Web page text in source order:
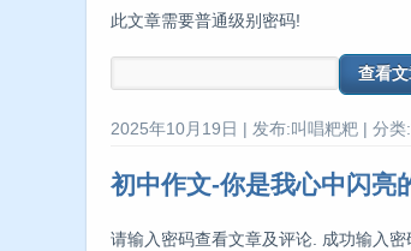
此文章需要普通级别密码!
2025年10月19日 | 发布:叫唱粑粑 | 分
初中作文-你是我心中闪亮
请输入密码查看文章及评论. 成功输入